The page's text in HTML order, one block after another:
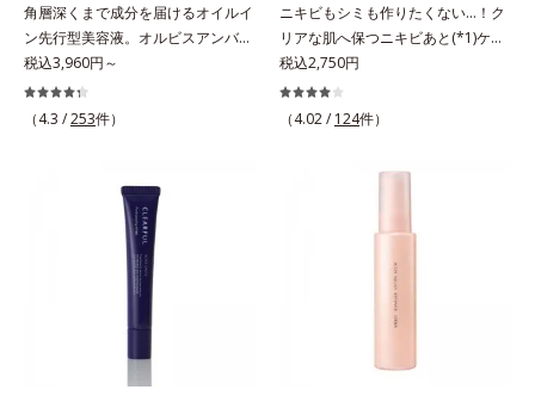
実感できる、しっとり整った肌状態
へ。化粧水前に2プッシュ使うだけ
で、うるおいのすき間にぐんぐん入
り込み、うるおいで満ち満ちたハリ
のある美肌へと整えます。*1 クチ
ン、フィトステロールズ、（Ｃ１２
－２０）アルキルグルコシドの組み
合わせが初（2023年4月 Mintel社デ
ータベースによる当社調べ）*2 う
るおい不足など*3 お手入れのファ
ーストステップのこと*4 細胞間脂
するテクスチャーは、肌になじむご
とにもっちり質感に、最後はなめら
かな水膜へと3変化。普段の保湿液
をこのジェルにおきかえて塗って眠
るだけで、うるおいながらもベタつ
シミ・ソバカスを防ぐ）と保湿のこ
と*3 明るく澄んだ肌を目指す保湿
成分と、メラニンの生成を抑え、シ
ミ・ソバカスを防ぐ美白有効成分を
リチン酸2K各商品の詳しい情報は商
角層深くまで成分を届けるオイルイ
ン先行型美容液。オルビスアンバー
は、いつも⾃然体で美しくありたい
と願う⼤⼈世代に寄り添うブランド
です。年齢印象研究に基づいた肌サ
手軽なお手入れで賢いケアを。ライ
フスタイルになじむ、若々しい印象
(*1)作りのサポートをします。オル
ビスアンバー グロウプレセラムオ
イルイン先⾏型美容液「オルビスア
ンバー グロウプレセラム」は、オ
肌をやわらかくしながら角層まで浸
透。ADセラミドミックスが肌をす
税込3,960円～
（4.3 /253件）
ニキビもシミも作りたくない…！ク
リアな肌へ保つニキビあと(*1)ケア
(*2)美容液。クリアな肌へ保つ、ニ
キビあと(*1)ケア(*2)美容液です。
ニキビあとをケアしてシミを予防す
ビ・肌荒れ予防と保湿にアプローチ
します。こっくりテクスチャーが肌
の上でほぐれてするっとなじみ、ベ
タつかず、みずみずしさとなめらか
す。気になるスポットにご使用くだ
税込2,750円
（4.02 / 124件）